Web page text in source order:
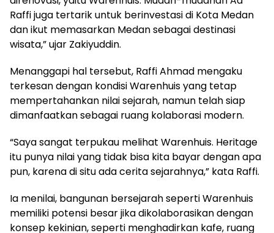
Raffi juga tertarik untuk berinvestasi di Kota Medan
dan ikut memasarkan Medan sebagai destinasi
wisata,” ujar Zakiyuddin.
Menanggapi hal tersebut, Raffi Ahmad mengaku
terkesan dengan kondisi Warenhuis yang tetap
mempertahankan nilai sejarah, namun telah siap
dimanfaatkan sebagai ruang kolaborasi modern.
“Saya sangat terpukau melihat Warenhuis. Heritage
itu punya nilai yang tidak bisa kita bayar dengan apa
pun, karena di situ ada cerita sejarahnya,” kata Raffi.
Ia menilai, bangunan bersejarah seperti Warenhuis
memiliki potensi besar jika dikolaborasikan dengan
konsep kekinian, seperti menghadirkan kafe, ruang